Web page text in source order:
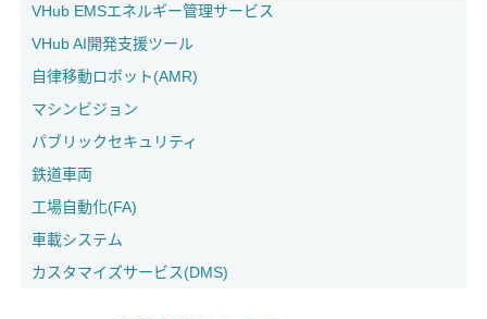
VHub EMSエネルギー管理サービス
VHub AI開発支援ツール
自律移動ロボット(AMR)
マシンビジョン
パブリックセキュリティ
鉄道車両
工場自動化(FA)
車載システム
カスタマイズサービス(DMS)